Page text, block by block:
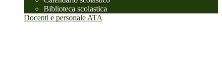
Biblioteca scolastica
Docenti e personale ATA